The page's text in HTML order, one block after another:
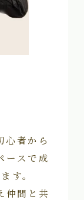
心者から
ースで成
す。
仲間と共